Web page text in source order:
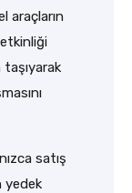
araçların
taşıyarak
satış
yedek